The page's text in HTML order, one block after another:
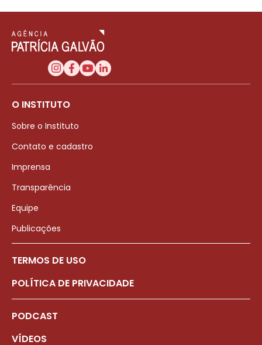
O INSTITUTO
Sobre o Instituto
Contato e cadastro
Imprensa
Transparência
Equipe
Publicações
TERMOS DE USO
POLÍTICA DE PRIVACIDADE
PODCAST
VÍDEOS